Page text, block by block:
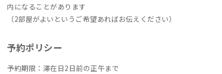
内になることがあります
（2部屋がよいというご希望あればお伝えください）
予約ポリシー
予約期限：滞在日2日前の正午まで